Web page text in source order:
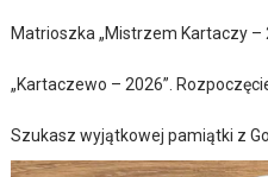
Matrioszka „Mistrzem Kartaczy –
„Kartaczewo – 2026”.
Szukasz wyjątkowej pamiątki z